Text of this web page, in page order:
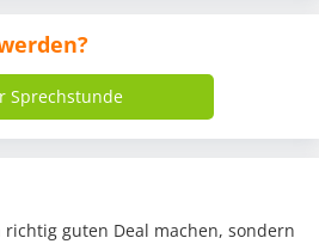
Sprechstunde
guten Deal machen, sondern